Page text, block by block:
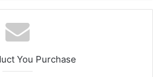
You Purchase